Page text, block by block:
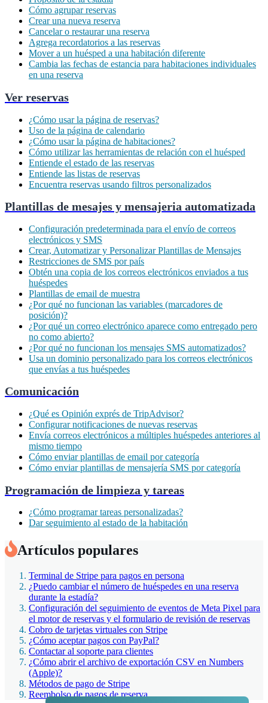
Cómo agrupar reservas
Crear una nueva reserva
Cancelar o restaurar una reserva
Agrega recordatorios a las reservas
Mover a un huésped a una habitación diferente
Cambia las fechas de estancia para habitaciones individuales
en una reserva
Ver reservas
¿Cómo usar la página de reservas?
Uso de la página de calendario
¿Cómo usar la página de habitaciones?
Cómo utilizar las herramientas de relación con el huésped
Entiende el estado de las reservas
Entiende las listas de reservas
Encuentra reservas usando filtros personalizados
Plantillas de mesajes y mensajeria automatizada
Configuración predeterminada para el envío de correos
electrónicos y SMS
Crear, Automatizar y Personalizar Plantillas de Mensajes
Restricciones de SMS por país
Obtén una copia de los correos electrónicos enviados a tus
huéspedes
Plantillas de email de muestra
¿Por qué no funcionan las variables (marcadores de
posición)?
¿Por qué un correo electrónico aparece como entregado pero
no como abierto?
¿Por qué no funcionan los mensajes SMS automatizados?
Usa un dominio personalizado para los correos electrónicos
que envías a tus huéspedes
Comunicación
¿Qué es Opinión exprés de TripAdvisor?
Configurar notificaciones de nuevas reservas
Envía correos electrónicos a múltiples huéspedes anteriores al
mismo tiempo
Cómo enviar plantillas de email por categoría
Cómo enviar plantillas de mensajería SMS por categoría
Programación de limpieza y tareas
¿Cómo programar tareas personalizadas?
Dar seguimiento al estado de la habitación
Artículos populares
Terminal de Stripe para pagos en persona
¿Puedo cambiar el número de huéspedes en una reserva
durante la estadía?
Configuración del seguimiento de eventos de Meta Pixel para
el motor de reservas y el formulario de revisión de reservas
Cobro de tarjetas virtuales con Stripe
¿Cómo aceptar pagos con PayPal?
Contactar al soporte para clientes
¿Cómo abrir el archivo de exportación CSV en Numbers
(Apple)?
Métodos de pago de Stripe
Reembolso de pagos de reserva